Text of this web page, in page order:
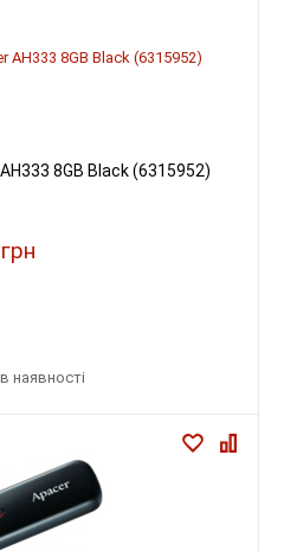
8GB Black (6315952)
наявності